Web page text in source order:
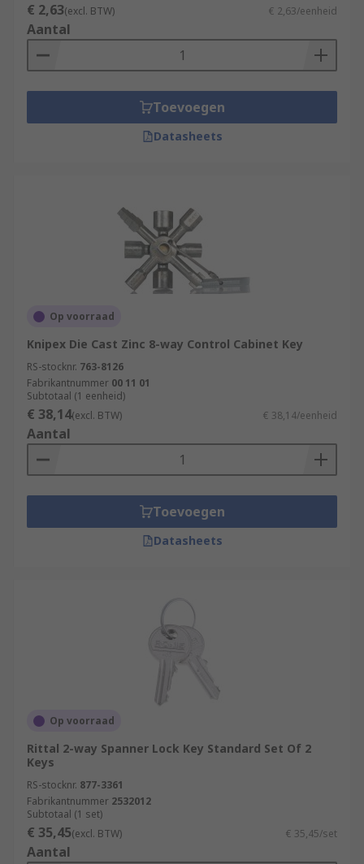
€ 2,63(excl. BTW) € 2,63/eenheid
Aantal
Toevoegen
Datasheets
Op voorraad
Knipex Die Cast Zinc 8-way Control Cabinet Key
RS-stocknr. 763-8126
Fabrikantnummer 00 11 01
Subtotaal (1 eenheid)
€ 38,14(excl. BTW) € 38,14/eenheid
Aantal
Toevoegen
Datasheets
Op voorraad
Rittal 2-way Spanner Lock Key Standard Set Of 2
Keys
RS-stocknr. 877-3361
Fabrikantnummer 2532012
Subtotaal (1 set)
€ 35,45(excl. BTW) € 35,45/set
Aantal